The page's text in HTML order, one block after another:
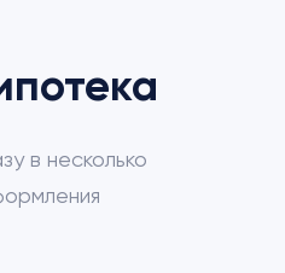
в несколько